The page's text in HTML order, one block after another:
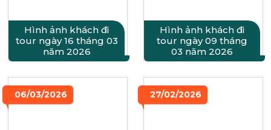
Hình ảnh khách đi
tour ngày 16 tháng 03
năm 2026
Hình ảnh khách đi
tour ngày 09 tháng
03 năm 2026
06/03/2026 27/02/2026